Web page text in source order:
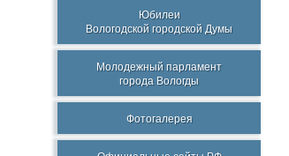
Юбилеи
Вологодской городской Думы
Молодежный парламент
города Вологды
Фотогалерея